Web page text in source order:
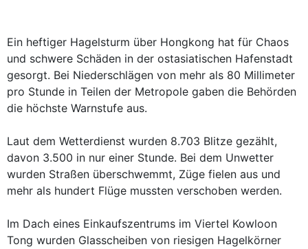
Ein heftiger Hagelsturm über Hongkong hat für Chaos
und schwere Schäden in der ostasiatischen Hafenstadt
gesorgt. Bei Niederschlägen von mehr als 80 Millimeter
pro Stunde in Teilen der Metropole gaben die Behörden
die höchste Warnstufe aus.
Laut dem Wetterdienst wurden 8.703 Blitze gezählt,
davon 3.500 in nur einer Stunde. Bei dem Unwetter
wurden Straßen überschwemmt, Züge fielen aus und
mehr als hundert Flüge mussten verschoben werden.
Im Dach eines Einkaufszentrums im Viertel Kowloon
Tong wurden Glasscheiben von riesigen Hagelkörner